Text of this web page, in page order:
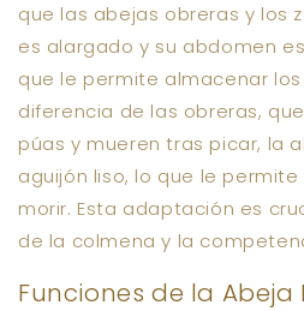
que las abejas obreras y los
es alargado y su abdomen
que le permite almacenar
diferencia de las obreras,
púas y mueren tras picar, la
aguijón liso, lo que le
morir. Esta adaptación es
de la colmena y la
Funciones de la Abeja